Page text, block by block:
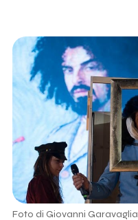
Foto di Giovanni Garavaglia